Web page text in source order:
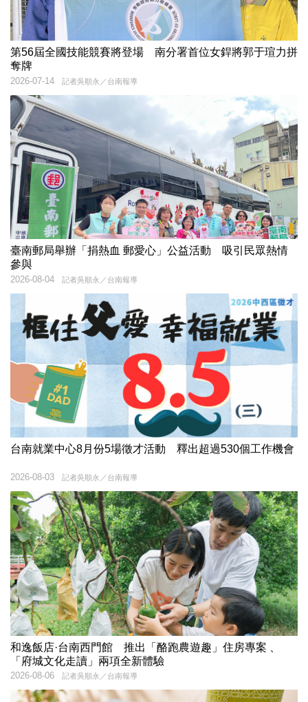
第56屆全國技能競賽將登場 南分署首位女銲將郭于瑄力拼
奪牌
記者吳順永／台南報導
2026-07-14
臺南郵局舉辦「捐熱血 郵愛心」公益活動 吸引民眾熱情
參與
記者吳順永／台南報導
2026-08-04
台南就業中心8月份5場徵才活動 釋出超過530個工作機會
記者吳順永／台南報導
2026-08-03
和逸飯店·台南西門館 推出「酪跑農遊趣」住房專案 、
「府城文化走讀」兩項全新體驗
記者吳順永／台南報導
2026-08-06